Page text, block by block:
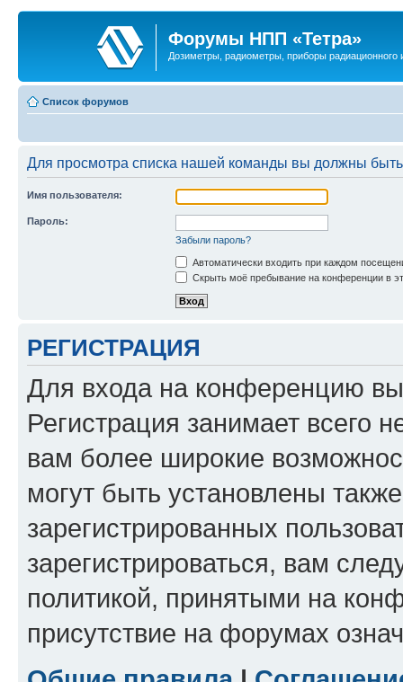
Форумы НПП «Тетра»
Дозиметры, радиометры, приборы радиационного
Список форумов
Для просмотра списка нашей команды вы должны
Имя пользователя:
Пароль:
Забыли пароль?
Автоматически входить при каждом
Скрыть моё пребывание на конференции в
РЕГИСТРАЦИЯ
Для входа на конференцию
Регистрация занимает всего
вам более широкие
могут быть установлены
зарегистрированных
зарегистрироваться, вам
политикой, принятыми на
присутствие на форумах